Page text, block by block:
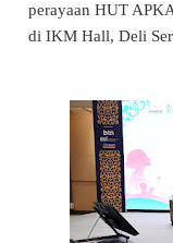
perayaan HUT
di IKM Hall, Deli